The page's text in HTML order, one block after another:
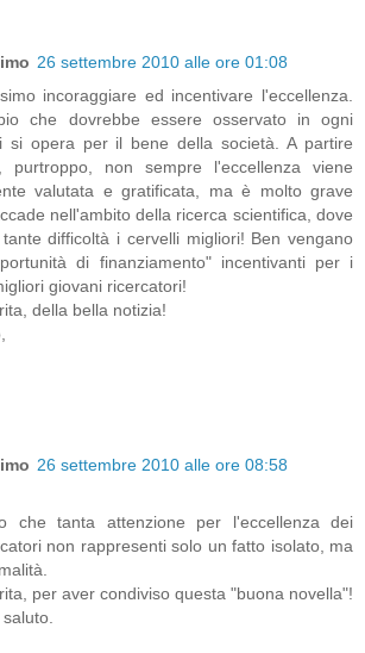
26 settembre 2010 alle ore 01:08
incoraggiare ed incentivare l'eccellenza.
che dovrebbe essere osservato in ogni
si opera per il bene della società. A partire
purtroppo, non sempre l'eccellenza viene
valutata e gratificata, ma è molto grave
nell'ambito della ricerca scientifica, dove
difficoltà i cervelli migliori! Ben vengano
di finanziamento" incentivanti per i
giovani ricercatori!
della bella notizia!
26 settembre 2010 alle ore 08:58
che tanta attenzione per l'eccellenza dei
non rappresenti solo un fatto isolato, ma
per aver condiviso questa "buona novella"!